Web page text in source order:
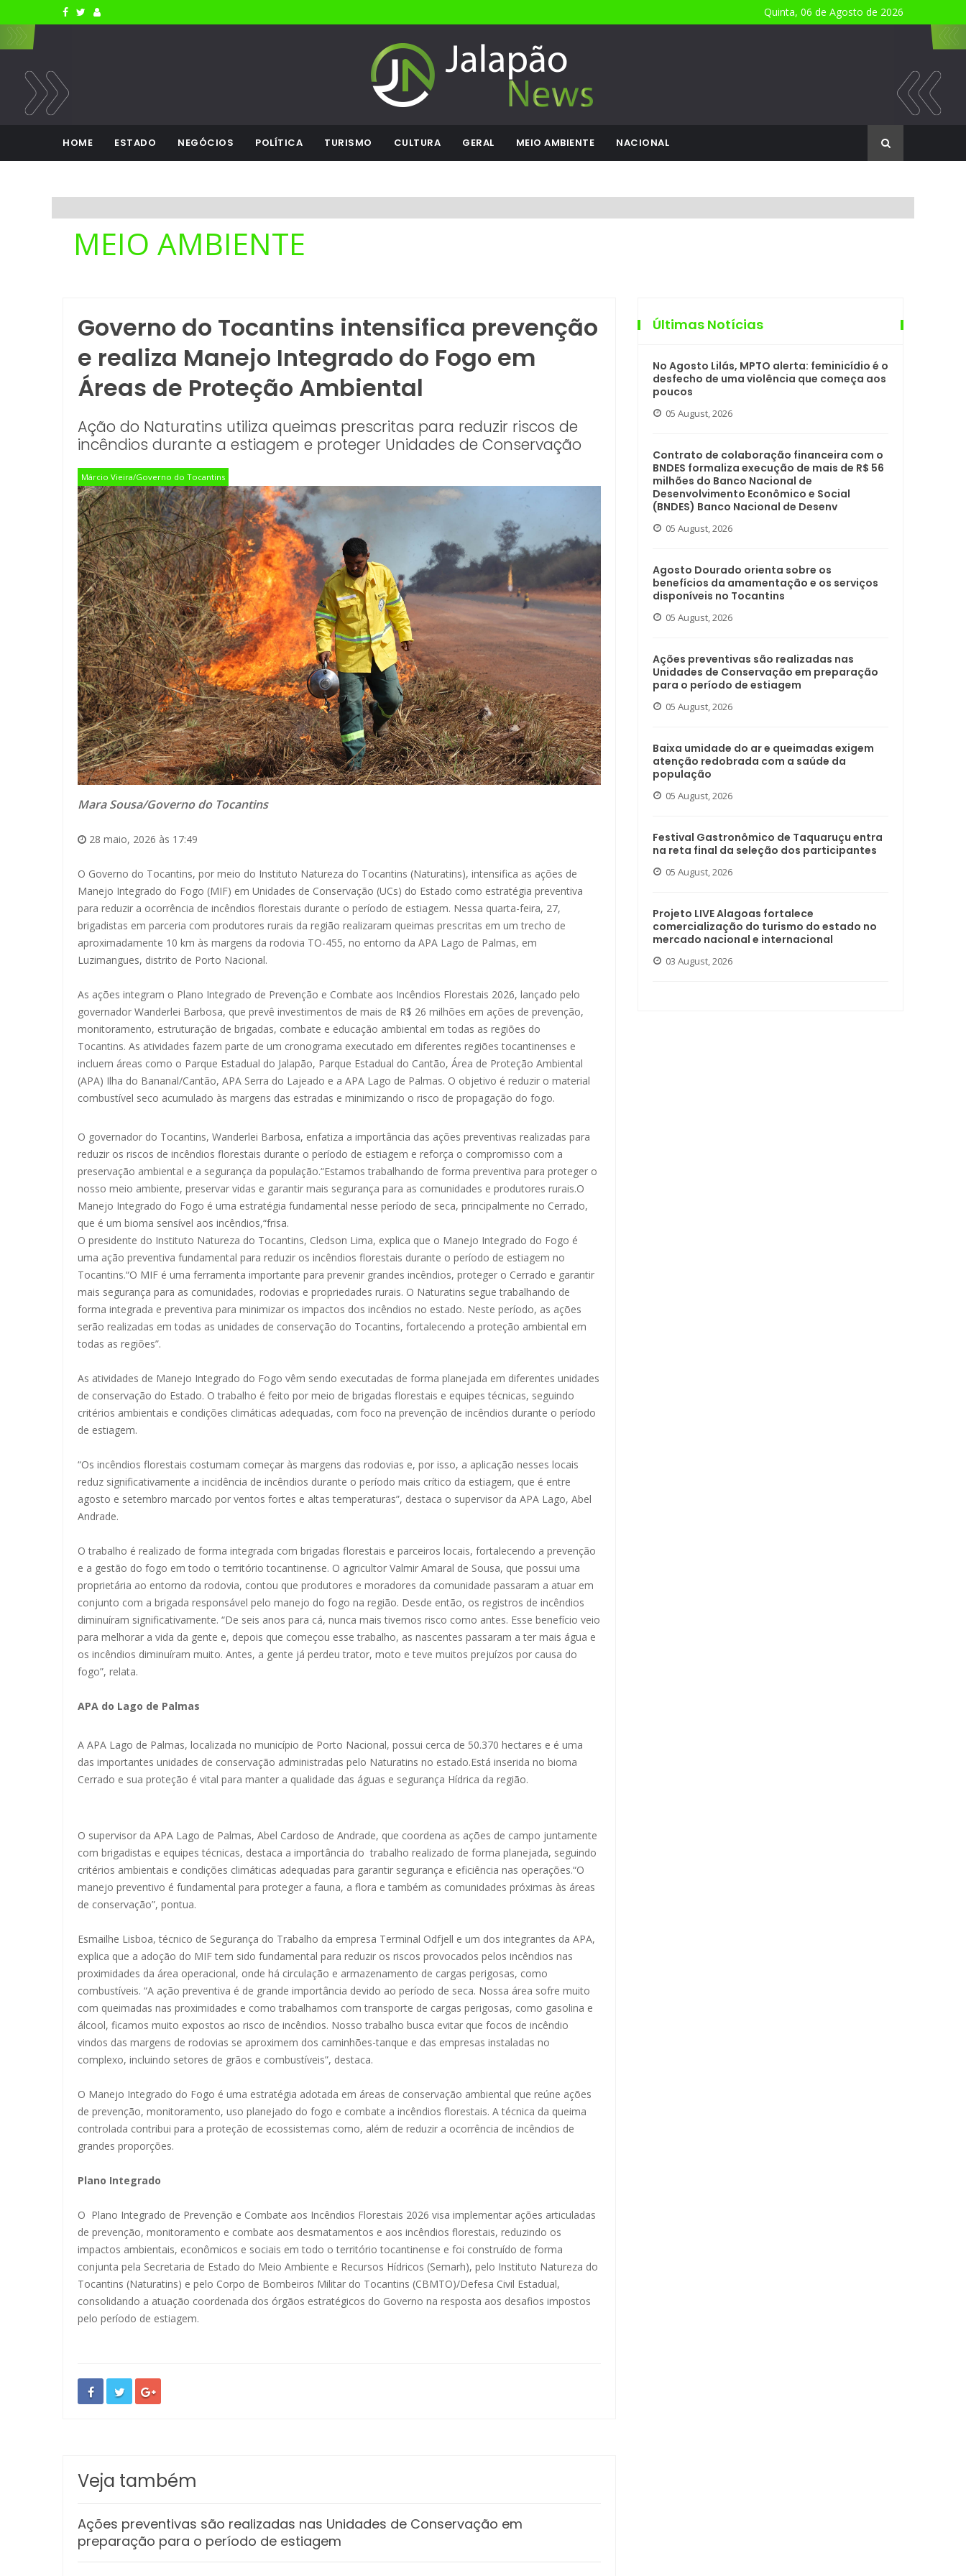
Quinta, 06 de Agosto de 2026
HOME ESTADO NEGÓCIOS POLÍTICA TURISMO CULTURA GERAL MEIO AMBIENTE NACIONAL
MEIO AMBIENTE
Governo do Tocantins intensifica prevenção
e realiza Manejo Integrado do Fogo em
Áreas de Proteção Ambiental
Ação do Naturatins utiliza queimas prescritas para reduzir riscos de
incêndios durante a estiagem e proteger Unidades de Conservação
Márcio Vieira/Governo do Tocantins
Mara Sousa/Governo do Tocantins
28 maio, 2026 às 17:49
O Governo do Tocantins, por meio do Instituto Natureza do Tocantins (Naturatins), intensifica as ações de
Manejo Integrado do Fogo (MIF) em Unidades de Conservação (UCs) do Estado como estratégia preventiva
para reduzir a ocorrência de incêndios florestais durante o período de estiagem. Nessa quarta-feira, 27,
brigadistas em parceria com produtores rurais da região realizaram queimas prescritas em um trecho de
aproximadamente 10 km às margens da rodovia TO-455, no entorno da APA Lago de Palmas, em
Luzimangues, distrito de Porto Nacional.
As ações integram o Plano Integrado de Prevenção e Combate aos Incêndios Florestais 2026, lançado pelo
governador Wanderlei Barbosa, que prevê investimentos de mais de R$ 26 milhões em ações de prevenção,
monitoramento, estruturação de brigadas, combate e educação ambiental em todas as regiões do
Tocantins. As atividades fazem parte de um cronograma executado em diferentes regiões tocantinenses e
incluem áreas como o Parque Estadual do Jalapão, Parque Estadual do Cantão, Área de Proteção Ambiental
(APA) Ilha do Bananal/Cantão, APA Serra do Lajeado e a APA Lago de Palmas. O objetivo é reduzir o material
combustível seco acumulado às margens das estradas e minimizando o risco de propagação do fogo.
O governador do Tocantins, Wanderlei Barbosa, enfatiza a importância das ações preventivas realizadas para
reduzir os riscos de incêndios florestais durante o período de estiagem e reforça o compromisso com a
preservação ambiental e a segurança da população.“Estamos trabalhando de forma preventiva para proteger o
nosso meio ambiente, preservar vidas e garantir mais segurança para as comunidades e produtores rurais.O
Manejo Integrado do Fogo é uma estratégia fundamental nesse período de seca, principalmente no Cerrado,
que é um bioma sensível aos incêndios,“frisa.
O presidente do Instituto Natureza do Tocantins, Cledson Lima, explica que o Manejo Integrado do Fogo é
uma ação preventiva fundamental para reduzir os incêndios florestais durante o período de estiagem no
Tocantins.“O MIF é uma ferramenta importante para prevenir grandes incêndios, proteger o Cerrado e garantir
mais segurança para as comunidades, rodovias e propriedades rurais. O Naturatins segue trabalhando de
forma integrada e preventiva para minimizar os impactos dos incêndios no estado. Neste período, as ações
serão realizadas em todas as unidades de conservação do Tocantins, fortalecendo a proteção ambiental em
todas as regiões”.
As atividades de Manejo Integrado do Fogo vêm sendo executadas de forma planejada em diferentes unidades
de conservação do Estado. O trabalho é feito por meio de brigadas florestais e equipes técnicas, seguindo
critérios ambientais e condições climáticas adequadas, com foco na prevenção de incêndios durante o período
de estiagem.
“Os incêndios florestais costumam começar às margens das rodovias e, por isso, a aplicação nesses locais
reduz significativamente a incidência de incêndios durante o período mais crítico da estiagem, que é entre
agosto e setembro marcado por ventos fortes e altas temperaturas”, destaca o supervisor da APA Lago, Abel
Andrade.
O trabalho é realizado de forma integrada com brigadas florestais e parceiros locais, fortalecendo a prevenção
e a gestão do fogo em todo o território tocantinense. O agricultor Valmir Amaral de Sousa, que possui uma
proprietária ao entorno da rodovia, contou que produtores e moradores da comunidade passaram a atuar em
conjunto com a brigada responsável pelo manejo do fogo na região. Desde então, os registros de incêndios
diminuíram significativamente. “De seis anos para cá, nunca mais tivemos risco como antes. Esse benefício veio
para melhorar a vida da gente e, depois que começou esse trabalho, as nascentes passaram a ter mais água e
os incêndios diminuíram muito. Antes, a gente já perdeu trator, moto e teve muitos prejuízos por causa do
fogo”, relata.
APA do Lago de Palmas
A APA Lago de Palmas, localizada no município de Porto Nacional, possui cerca de 50.370 hectares e é uma
das importantes unidades de conservação administradas pelo Naturatins no estado.Está inserida no bioma
Cerrado e sua proteção é vital para manter a qualidade das águas e segurança Hídrica da região.
O supervisor da APA Lago de Palmas, Abel Cardoso de Andrade, que coordena as ações de campo juntamente
com brigadistas e equipes técnicas, destaca a importância do trabalho realizado de forma planejada, seguindo
critérios ambientais e condições climáticas adequadas para garantir segurança e eficiência nas operações.“O
manejo preventivo é fundamental para proteger a fauna, a flora e também as comunidades próximas às áreas
de conservação”, pontua.
Esmailhe Lisboa, técnico de Segurança do Trabalho da empresa Terminal Odfjell e um dos integrantes da APA,
explica que a adoção do MIF tem sido fundamental para reduzir os riscos provocados pelos incêndios nas
proximidades da área operacional, onde há circulação e armazenamento de cargas perigosas, como
combustíveis. “A ação preventiva é de grande importância devido ao período de seca. Nossa área sofre muito
com queimadas nas proximidades e como trabalhamos com transporte de cargas perigosas, como gasolina e
álcool, ficamos muito expostos ao risco de incêndios. Nosso trabalho busca evitar que focos de incêndio
vindos das margens de rodovias se aproximem dos caminhões-tanque e das empresas instaladas no
complexo, incluindo setores de grãos e combustíveis”, destaca.
O Manejo Integrado do Fogo é uma estratégia adotada em áreas de conservação ambiental que reúne ações
de prevenção, monitoramento, uso planejado do fogo e combate a incêndios florestais. A técnica da queima
controlada contribui para a proteção de ecossistemas como, além de reduzir a ocorrência de incêndios de
grandes proporções.
Plano Integrado
O Plano Integrado de Prevenção e Combate aos Incêndios Florestais 2026 visa implementar ações articuladas
de prevenção, monitoramento e combate aos desmatamentos e aos incêndios florestais, reduzindo os
impactos ambientais, econômicos e sociais em todo o território tocantinense e foi construído de forma
conjunta pela Secretaria de Estado do Meio Ambiente e Recursos Hídricos (Semarh), pelo Instituto Natureza do
Tocantins (Naturatins) e pelo Corpo de Bombeiros Militar do Tocantins (CBMTO)/Defesa Civil Estadual,
consolidando a atuação coordenada dos órgãos estratégicos do Governo na resposta aos desafios impostos
pelo período de estiagem.
Veja também
Ações preventivas são realizadas nas Unidades de Conservação em
preparação para o período de estiagem
Últimas Notícias
No Agosto Lilás, MPTO alerta: feminicídio é o
desfecho de uma violência que começa aos
poucos
05 August, 2026
Contrato de colaboração financeira com o
BNDES formaliza execução de mais de R$ 56
milhões do Banco Nacional de
Desenvolvimento Econômico e Social
(BNDES) Banco Nacional de Desenv
05 August, 2026
Agosto Dourado orienta sobre os
benefícios da amamentação e os serviços
disponíveis no Tocantins
05 August, 2026
Ações preventivas são realizadas nas
Unidades de Conservação em preparação
para o período de estiagem
05 August, 2026
Baixa umidade do ar e queimadas exigem
atenção redobrada com a saúde da
população
05 August, 2026
Festival Gastronômico de Taquaruçu entra
na reta final da seleção dos participantes
05 August, 2026
Projeto LIVE Alagoas fortalece
comercialização do turismo do estado no
mercado nacional e internacional
03 August, 2026